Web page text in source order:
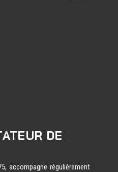
DE
accompagne régulièrement